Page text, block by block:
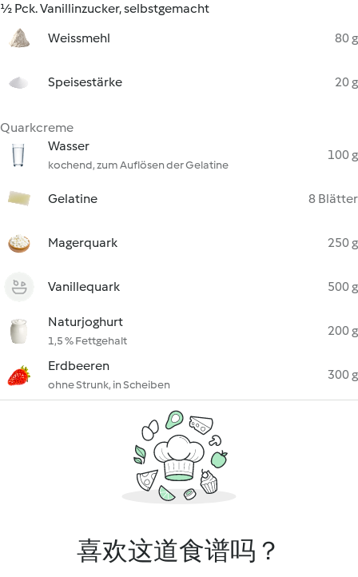
½ Pck. Vanillinzucker, selbstgemacht
Weissmehl
80 g
Speisestärke 20 g
Quarkcreme
Wasser
kochend, zum Auflösen der Gelatine
100 g
Gelatine 8 Blätter
Magerquark 250 g
Vanillequark 500 g
Naturjoghurt
1,5 % Fettgehalt
200 g
Erdbeeren
ohne Strunk, in Scheiben
300 g
喜欢这道食谱吗？